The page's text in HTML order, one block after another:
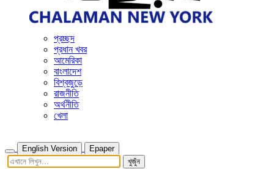
প্রচ্ছদ
প্রধান খবর
আমেরিকা
বাংলাদেশ
বিশ্বজুড়ে
রাজনীতি
অর্থনীতি
খেলা
English Version
Epaper
খুজুঁন